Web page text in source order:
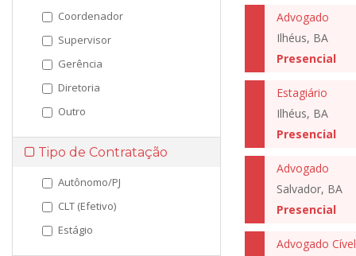
Coordenador
Supervisor
Gerência
Diretoria
Outro
Tipo de Contratação
Autônomo/PJ
CLT (Efetivo)
Estágio
Advogado
Ilhéus, BA
Presencial
Estagiário
Ilhéus, BA
Presencial
Advogado
Salvador, BA
Presencial
Advogado Cível